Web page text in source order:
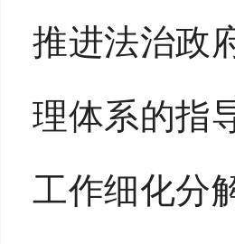
推进法治政
理体系的指
工作细化分